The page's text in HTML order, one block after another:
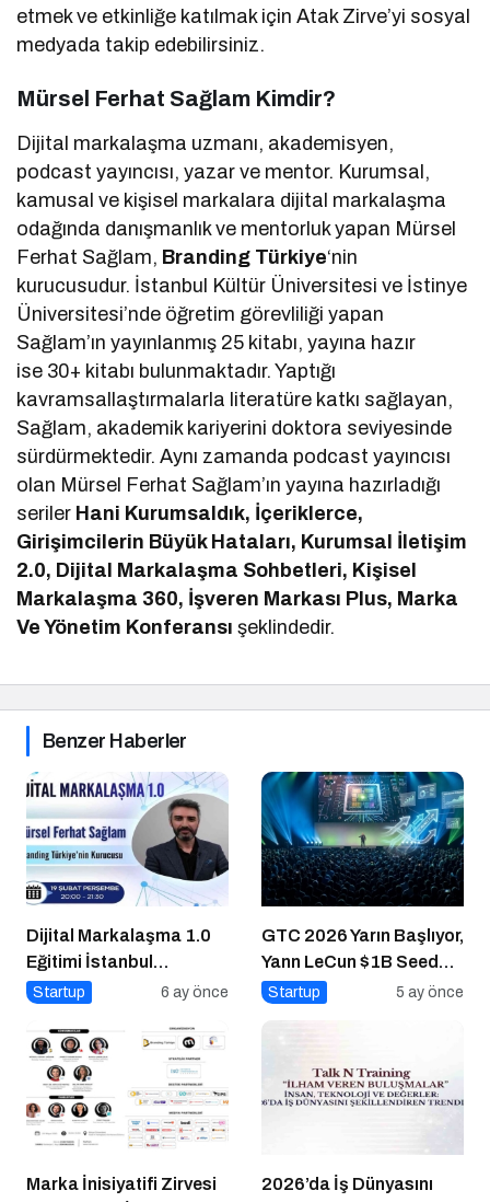
etmek ve etkinliğe katılmak için Atak Zirve’yi sosyal
medyada takip edebilirsiniz.
Mürsel Ferhat Sağlam Kimdir?
Dijital markalaşma uzmanı, akademisyen,
podcast yayıncısı, yazar ve mentor. Kurumsal,
kamusal ve kişisel markalara dijital markalaşma
odağında danışmanlık ve mentorluk yapan Mürsel
Ferhat Sağlam, Branding Türkiye‘nin
kurucusudur. İstanbul Kültür Üniversitesi ve İstinye
Üniversitesi’nde öğretim görevliliği yapan
Sağlam’ın yayınlanmış 25 kitabı, yayına hazır
ise 30+ kitabı bulunmaktadır. Yaptığı
kavramsallaştırmalarla literatüre katkı sağlayan,
Sağlam, akademik kariyerini doktora seviyesinde
sürdürmektedir. Aynı zamanda podcast yayıncısı
olan Mürsel Ferhat Sağlam’ın yayına hazırladığı
seriler Hani Kurumsaldık, İçeriklerce,
Girişimcilerin Büyük Hataları, Kurumsal İletişim
2.0, Dijital Markalaşma Sohbetleri, Kişisel
Markalaşma 360, İşveren Markası Plus, Marka
Ve Yönetim Konferansı şeklindedir.
Benzer Haberler
Dijital Markalaşma 1.0
Eğitimi İstanbul
Üniversitesi’nde
Startup 6 ay önce
GTC 2026 Yarın Başlıyor,
Yann LeCun $1B Seed
Aldı: AI Fonlama
Startup 5 ay önce
Marka İnisiyatifi Zirvesi
2026’da İş Dünyasını